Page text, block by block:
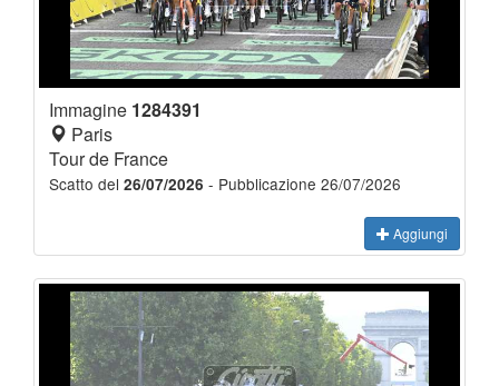
Immagine 1284391
Paris
Tour de France
Scatto del 26/07/2026 - Pubblicazione 26/07/2026
Aggiungi